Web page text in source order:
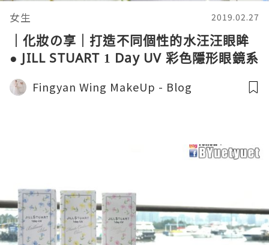
女生 2019.02.27
｜化妝の享｜打造不同個性的水汪汪眼眸
● JILL STUART 1 Day UV 彩色隱形眼鏡系
列
Fingyan Wing MakeUp - Blog